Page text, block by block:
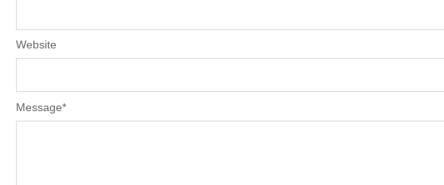
Message*
Website